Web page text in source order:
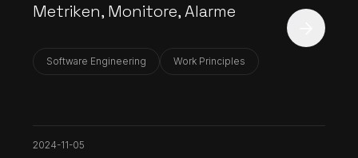
Metriken, Monitore, Alarme
Software Engineering Work Principles
2024-11-05